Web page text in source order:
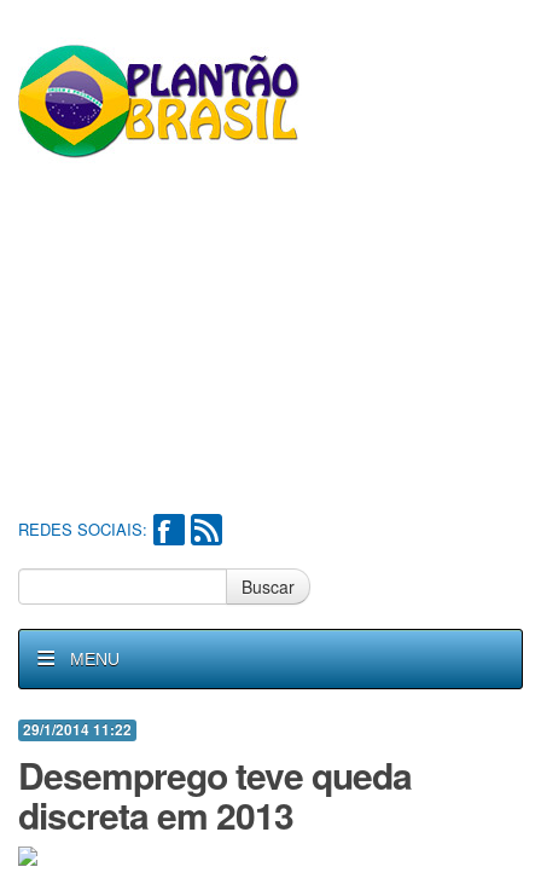
REDES SOCIAIS:
Buscar
MENU
29/1/2014 11:22
Desemprego teve queda
discreta em 2013